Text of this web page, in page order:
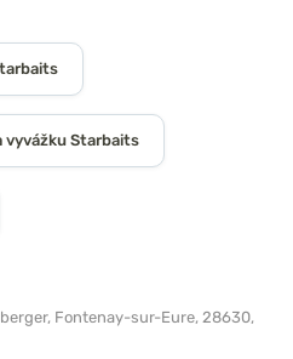
vyvážku Starbaits
Fontenay-sur-Eure, 28630,